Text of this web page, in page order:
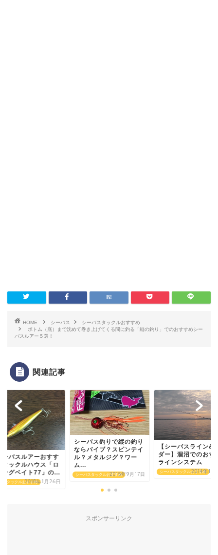
HOME シーバス
シーバスタックルおすすめ
ボトム（底）まで沈めて巻き上げてくる間に釣る「縦の釣り」でのおすすめシー
バスルアー５選！
関連記事
スタックルおすすめ
ーバスルアーおすす
タックルハウス「ロ
ングベイト77」の...
2018年1月26日
シーバスタックルおすすめ
シーバス釣りで縦の釣り
ならバイブ？スピンテイ
ル？メタルジグ？ワー
ム...
2015年9月17日 シーバスタックルおすすめ
【シーバスライン&
ダー】涸沼でのおす
ラインシステム
2014年10
スポンサーリンク